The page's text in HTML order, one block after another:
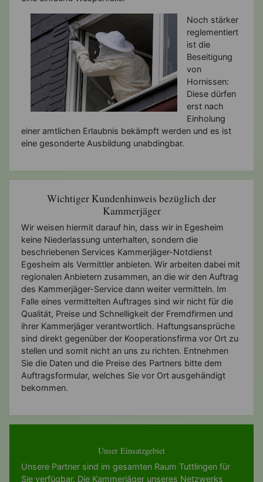
Noch stärker
reglementiert
ist die
Beseitigung
von
Hornissen:
Diese dürfen
erst nach
Einholung
einer amtlichen Erlaubnis bekämpft werden und es ist
eine gesonderte Ausbildung unabdingbar.
Wichtiger Kundenhinweis bezüglich der
Kammerjäger
Wir weisen hiermit darauf hin, dass wir in Egesheim
keine Niederlassung unterhalten, sondern die
beschriebenen Services Kammerjäger-Notdienst
Egesheim als Vermittler anbieten. Wir arbeiten dabei mit
regionalen Anbietern zusammen, an die wir den Auftrag
des Kammerjäger-Service dann weiter vermitteln. Im
Falle eines vermittelten Auftrages sind wir nicht für die
Qualität, Preise und Schnelligkeit der Fremdfirmen und
ihrer Kammerjäger verantwortlich. Haftungsansprüche
sind direkt gegenüber der Kooperationsfirma vor Ort zu
stellen und somit nicht an uns zu richten. Entnehmen
Sie die Daten und die Preise des Partners bitte dem
Auftragsformular, welches Sie vor Ort ausgehändigt
bekommen.
Unser Einsatzgebiet
Unsere Partner sind im gesamten Raum Tuttlingen für
Sie verfügbar. Die Kammerjäger unseres Netzwerks